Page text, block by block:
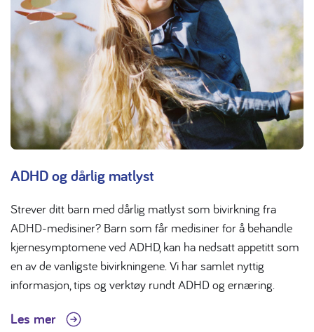
ADHD og dårlig matlyst
Strever ditt barn med dårlig matlyst som bivirkning fra
ADHD-medisiner? Barn som får medisiner for å behandle
kjernesymptomene ved ADHD, kan ha nedsatt appetitt som
en av de vanligste bivirkningene. Vi har samlet nyttig
informasjon, tips og verktøy rundt ADHD og ernæring.
Les mer